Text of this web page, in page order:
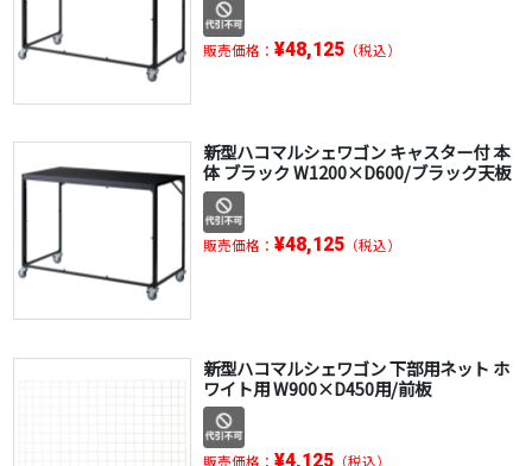
販売価格： ¥48,125（税込）
新型ハコマルシェワゴン キャスター付 本
体 ブラック W1200×D600/ブラック天板
販売価格： ¥48,125（税込）
新型ハコマルシェワゴン 下部用ネット ホ
ワイト用 W900×D450用/前板
販売価格： ¥4,125（税込）